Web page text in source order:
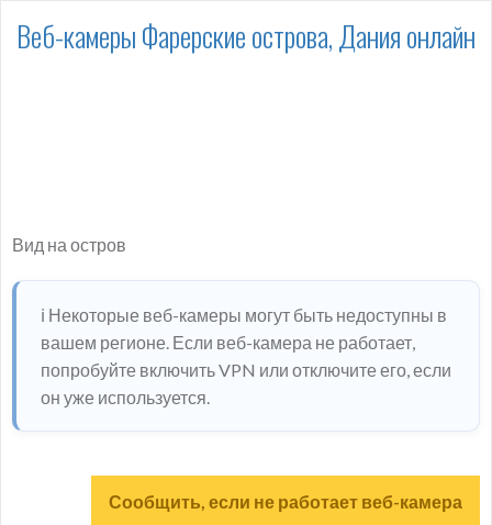
Веб-камеры Фарерские острова, Дания онлайн
Вид на остров
ℹ️ Некоторые веб-камеры могут быть недоступны в
вашем регионе. Если веб-камера не работает,
попробуйте включить VPN или отключите его, если
он уже используется.
Сообщить, если не работает веб-камера